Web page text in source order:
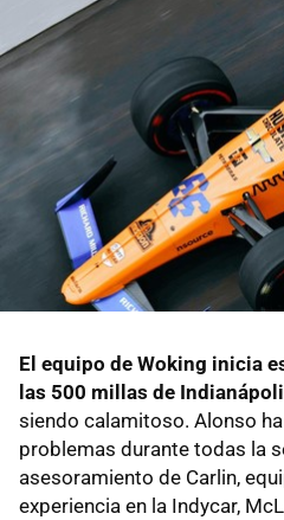
El equipo de Woking inicia
las 500 millas de
siendo calamitoso. Alonso
problemas durante todas la
asesoramiento de Carlin,
experiencia en la Indycar,